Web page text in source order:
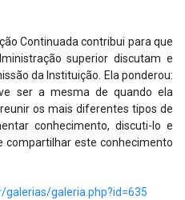
Continuada contribui para que
superior discutam e
da Instituição. Ela ponderou:
ser a mesma de quando ela
os mais diferentes tipos de
conhecimento, discuti-lo e
compartilhar este conhecimento
galeria.php?id=635